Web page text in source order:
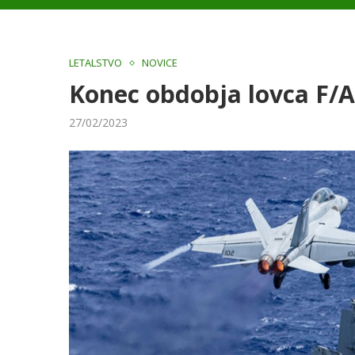
LETALSTVO NOVICE
Konec obdobja lovca F/
27/02/2023